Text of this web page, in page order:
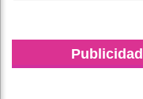
Publicidad